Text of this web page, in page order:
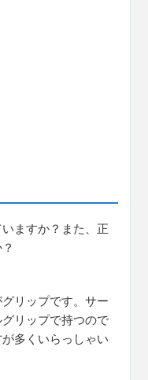
ますか？また、正
リップです。サー
リップで持つので
多くいらっしゃい